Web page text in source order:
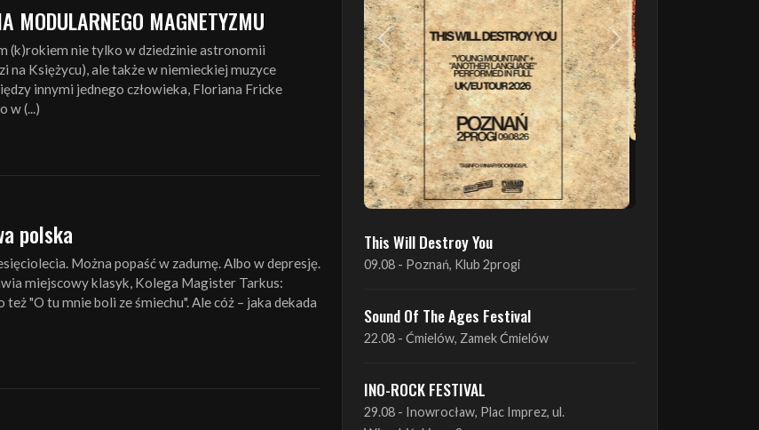
MODULARNEGO MAGNETYZMU
(k)rokiem nie tylko w dziedzinie astronomii
na Księżycu), ale także w niemieckiej muzyce
innymi jednego człowieka, Floriana Fricke
w (...)
polska
Można popaść w zadumę. Albo w depresję.
miejscowy klasyk, Kolega Magister Tarkus:
też "O tu mnie boli ze śmiechu". Ale cóż – jaka dekada
Poprzedni Następny
This Will Destroy You
09.08 - Poznań, Klub 2progi
Sound Of The Ages Festival
22.08 - Ćmielów, Zamek Ćmielów
INO-ROCK FESTIVAL
29.08 - Inowrocław, Plac Imprez, ul.
ProgRockFest 2026